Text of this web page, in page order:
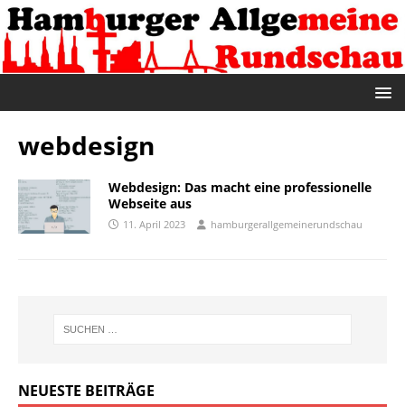
webdesign
Webdesign: Das macht eine professionelle
Webseite aus
11. April 2023 hamburgerallgemeinerundschau
NEUESTE BEITRÄGE